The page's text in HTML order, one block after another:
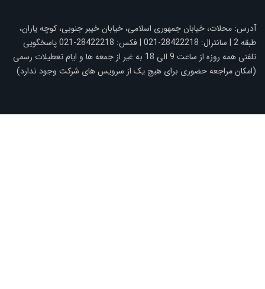
محلات، خیابان جمهوری اسلامی، خیابان خیبر جنوبی، کوچه یاران،
28422218-021 | فکس: 28422218-021
پاسخگویی
تلفنی همه روزه از ساعت 9 الی 18 به غیر از جمعه ها و ایام تعطیلات رسمی
مراجعه حضوری برای هیچ یک از سرویس های شرکت وجود ندارد)